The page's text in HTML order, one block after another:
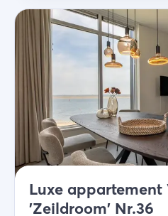
Luxe appartement
'Zeildroom' Nr.36